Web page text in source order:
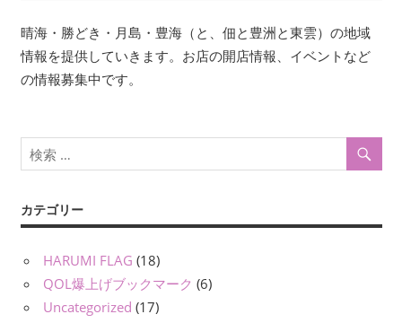
シ
ョ
晴海・勝どき・月島・豊海（と、佃と豊洲と東雲）の地域
情報を提供していきます。お店の開店情報、イベントなど
の情報募集中です。
カテゴリー
HARUMI FLAG (18)
QOL爆上げブックマーク (6)
Uncategorized (17)